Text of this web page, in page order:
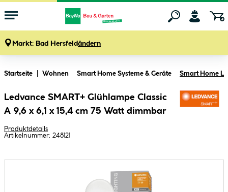
Markt: Bad Hersfeldändern
Startseite Wohnen Smart Home Systeme & Geräte Smart Home
Ledvance SMART+ Glühlampe Classic
A 9,6 x 6,1 x 15,4 cm 75 Watt dimmbar
Produktdetails
Artikelnummer: 248121